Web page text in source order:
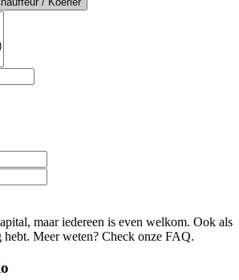
maar iedereen is even welkom. Ook als
hebt. Meer weten? Check onze FAQ.